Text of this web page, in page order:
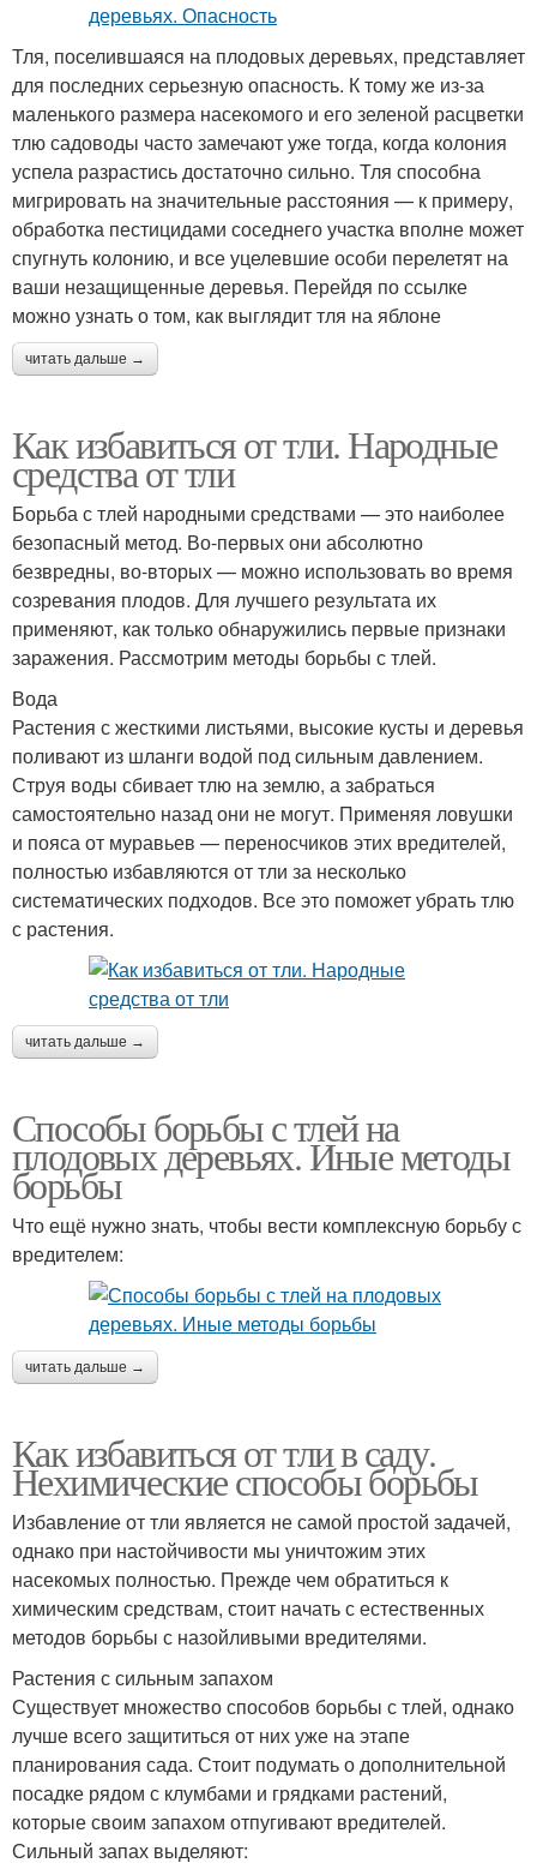
Тля, поселившаяся на плодовых деревьях, представляет
для последних серьезную опасность. К тому же из-за
маленького размера насекомого и его зеленой расцветки
тлю садоводы часто замечают уже тогда, когда колония
успела разрастись достаточно сильно. Тля способна
мигрировать на значительные расстояния — к примеру,
обработка пестицидами соседнего участка вполне может
спугнуть колонию, и все уцелевшие особи перелетят на
ваши незащищенные деревья. Перейдя по ссылке
можно узнать о том, как выглядит тля на яблоне
читать дальше →
Как избавиться от тли. Народные
средства от тли
Борьба с тлей народными средствами — это наиболее
безопасный метод. Во-первых они абсолютно
безвредны, во-вторых — можно использовать во время
созревания плодов. Для лучшего результата их
применяют, как только обнаружились первые признаки
заражения. Рассмотрим методы борьбы с тлей.
Вода
Растения с жесткими листьями, высокие кусты и деревья
поливают из шланги водой под сильным давлением.
Струя воды сбивает тлю на землю, а забраться
самостоятельно назад они не могут. Применяя ловушки
и пояса от муравьев — переносчиков этих вредителей,
полностью избавляются от тли за несколько
систематических подходов. Все это поможет убрать тлю
с растения.
читать дальше →
Способы борьбы с тлей на
плодовых деревьях. Иные методы
борьбы
Что ещё нужно знать, чтобы вести комплексную борьбу с
вредителем:
читать дальше →
Как избавиться от тли в саду.
Нехимические способы борьбы
Избавление от тли является не самой простой задачей,
однако при настойчивости мы уничтожим этих
насекомых полностью. Прежде чем обратиться к
химическим средствам, стоит начать с естественных
методов борьбы с назойливыми вредителями.
Растения с сильным запахом
Существует множество способов борьбы с тлей, однако
лучше всего защититься от них уже на этапе
планирования сада. Стоит подумать о дополнительной
посадке рядом с клумбами и грядками растений,
которые своим запахом отпугивают вредителей.
Сильный запах выделяют: